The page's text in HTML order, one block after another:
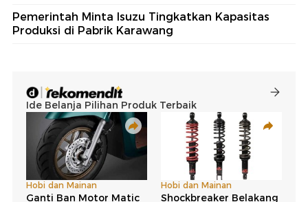
Pemerintah Minta Isuzu Tingkatkan Kapasitas
Produksi di Pabrik Karawang